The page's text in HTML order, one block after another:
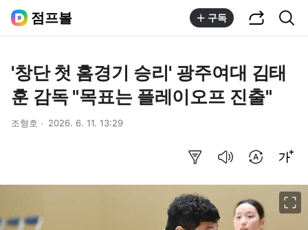
점프볼 구독
'창단 첫 홈경기 승리' 광주여대 김태
훈 감독 "목표는 플레이오프 진출"
조형호 2026. 6. 11. 13:29